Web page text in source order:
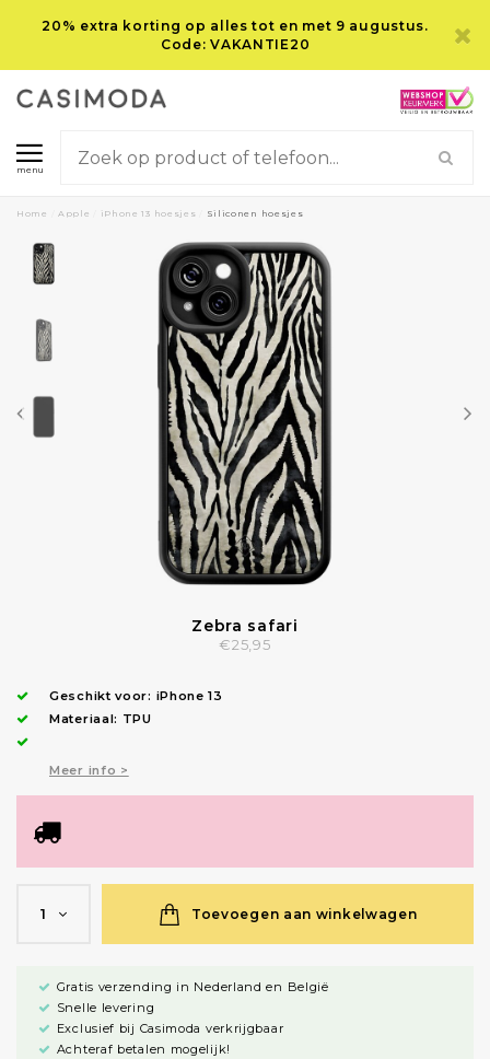
20% extra korting op alles tot en met 9 augustus.
Code: VAKANTIE20
menu
Home Apple iPhone 13 hoesjes Siliconen hoesjes
Zebra safari
€25,95
Geschikt voor: iPhone 13
Materiaal: TPU
Meer info >
1 Toevoegen aan winkelwagen
Gratis verzending in Nederland en België
Snelle levering
Exclusief bij Casimoda verkrijgbaar
Achteraf betalen mogelijk!